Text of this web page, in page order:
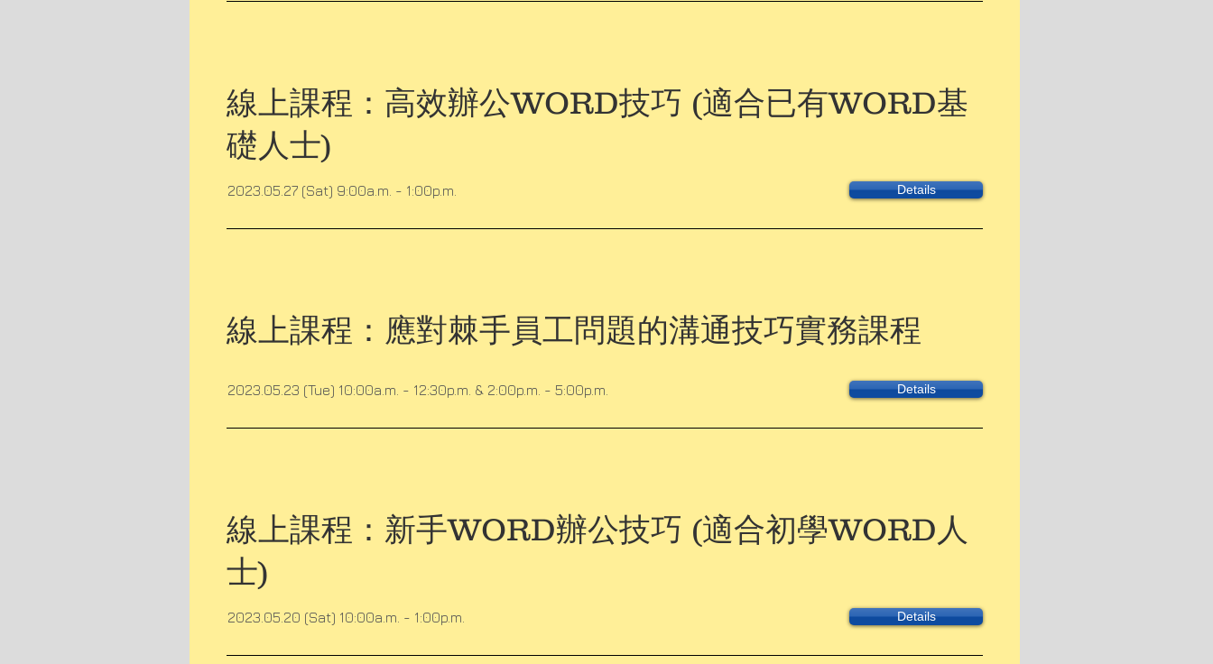
線上課程：高效辦公WORD技巧 (適合已有WORD基
礎人士)
2023.05.27 (Sat) 9:00a.m. - 1:00p.m. Details
線上課程：應對棘手員工問題的溝通技巧實務課程
2023.05.23 (Tue) 10:00a.m. - 12:30p.m. & 2:00p.m. - 5:00p.m. Details
線上課程：新手WORD辦公技巧 (適合初學WORD人
士)
2023.05.20 (Sat) 10:00a.m. - 1:00p.m. Details